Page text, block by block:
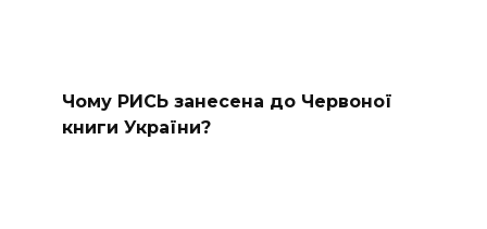
Чому РИСЬ занесена до Червоної
книги України?